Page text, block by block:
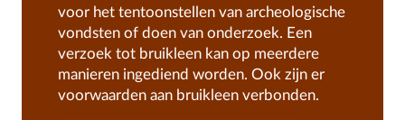
voor het tentoonstellen van archeologische
vondsten of doen van onderzoek. Een
verzoek tot bruikleen kan op meerdere
manieren ingediend worden. Ook zijn er
voorwaarden aan bruikleen verbonden.